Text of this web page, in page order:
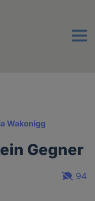
Menu
Wakonigg
Gegner
94